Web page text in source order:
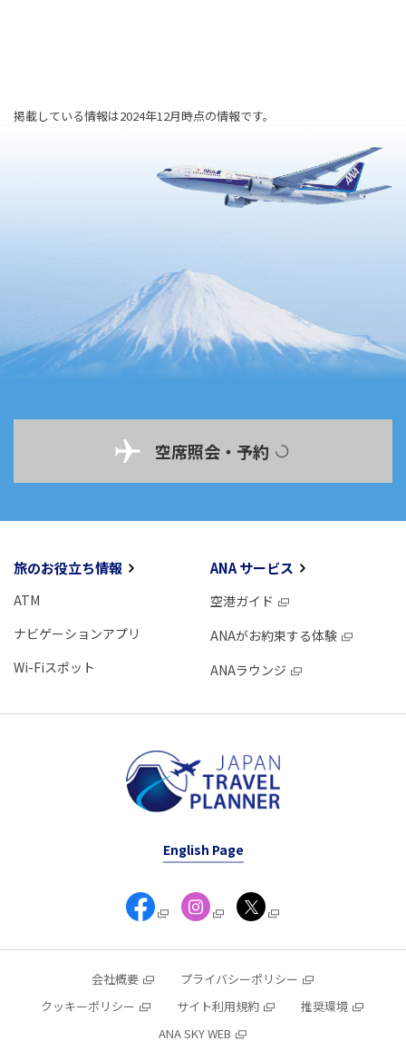
掲載している情報は2024年12月時点の情報です。
空席照会・予約
旅のお役立ち情報
ATM
ナビゲーションアプリ
Wi-Fiスポット
ANA サービス
空港ガイド
ANAがお約束する体験
ANAラウンジ
English Page
会社概要
プライバシーポリシー
クッキーポリシー
サイト利用規約
推奨環境
ANA SKY WEB